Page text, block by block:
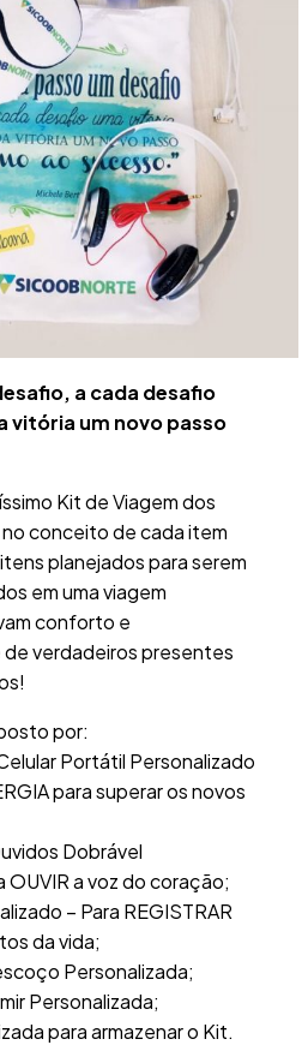
a cada desafio
vitória um novo passo
Kit de Viagem dos
conceito de cada item
planejados para serem
em uma viagem
conforto e
verdadeiros presentes
por:
Portátil Personalizado
para superar os novos
Dobrável
OUVIR a voz do coração;
– Para REGISTRAR
da vida;
Personalizada;
Personalizada;
para armazenar o Kit.